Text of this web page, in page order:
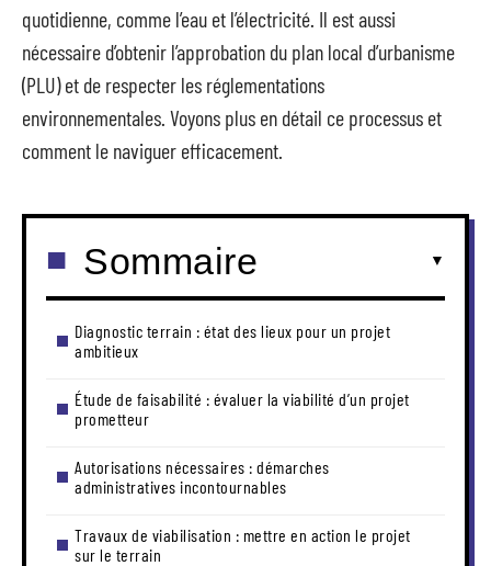
quotidienne, comme l’eau et l’électricité. Il est aussi
nécessaire d’obtenir l’approbation du plan local d’urbanisme
(PLU) et de respecter les réglementations
environnementales. Voyons plus en détail ce processus et
comment le naviguer efficacement.
Sommaire
Diagnostic terrain : état des lieux pour un projet
ambitieux
Étude de faisabilité : évaluer la viabilité d’un projet
prometteur
Autorisations nécessaires : démarches
administratives incontournables
Travaux de viabilisation : mettre en action le projet
sur le terrain